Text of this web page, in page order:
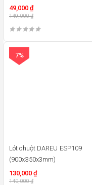
49,000 ₫
149,000₫
7%
Lót chuột DAREU ESP109
(900x350x3mm)
130,000 ₫
140,000₫